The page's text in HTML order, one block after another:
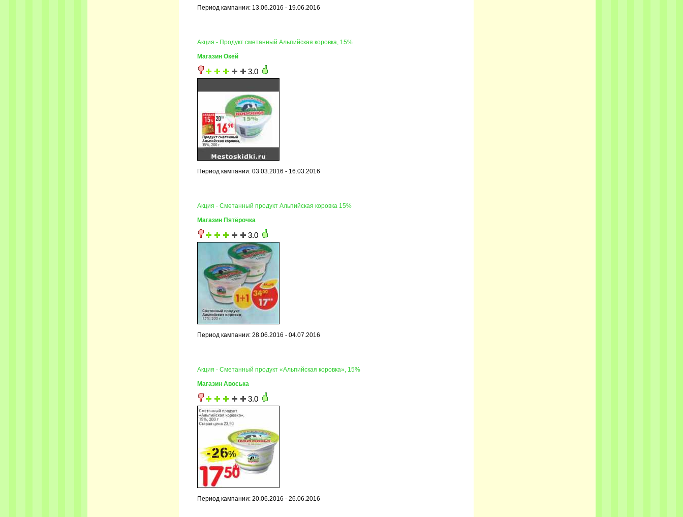
Период кампании: 13.06.2016 - 19.06.2016
Акция - Продукт сметанный Альпийская коровка, 15%
Магазин Окей
3.0
Период кампании: 03.03.2016 - 16.03.2016
Акция - Сметанный продукт Альпийская коровка 15%
Магазин Пятёрочка
3.0
Период кампании: 28.06.2016 - 04.07.2016
Акция - Сметанный продукт «Альпийская коровка», 15%
Магазин Авоська
3.0
Период кампании: 20.06.2016 - 26.06.2016